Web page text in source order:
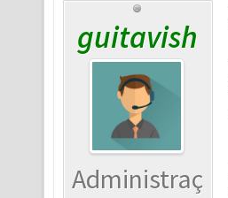
guitavish
Administraç